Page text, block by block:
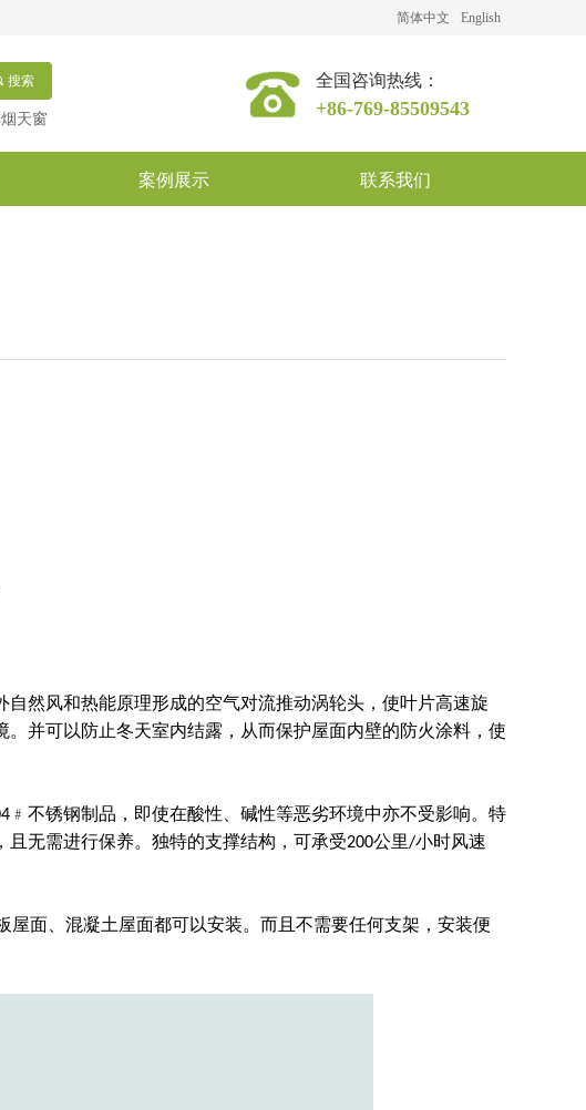
天窗
全国咨询热线：
+86-769-85509543
搜索
案例展示 联系我们
简体中文 English
然风和热能原理形成的空气对流推动涡轮头，使叶片高速旋
并可以防止冬天室内结露，从而保护屋面内壁的防火涂料，使
不锈钢制品，即使在酸性、碱性等恶劣环境中亦不受影响。特
无需进行保养。独特的支撑结构，可承受200公里/小时风速
面、混凝土屋面都可以安装。而且不需要任何支架，安装便